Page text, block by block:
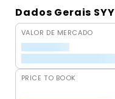
Dados Gerais SYY
VALOR DE MERCADO
PRICE TO BOOK